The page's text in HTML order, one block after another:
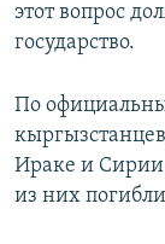
этот вопрос
государство.
По
Ираке и Сирии
из них